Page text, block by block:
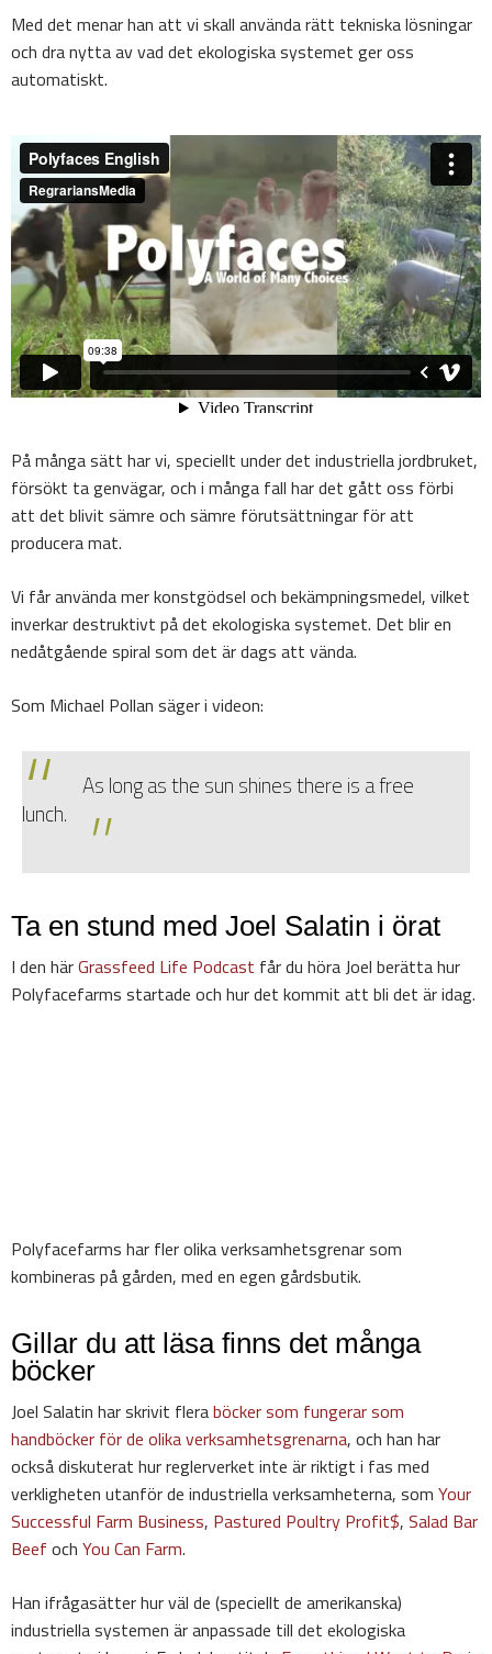
Med det menar han att vi skall använda rätt tekniska lösningar
och dra nytta av vad det ekologiska systemet ger oss
automatiskt.
På många sätt har vi, speciellt under det industriella jordbruket,
försökt ta genvägar, och i många fall har det gått oss förbi
att det blivit sämre och sämre förutsättningar för att
producera mat.
Vi får använda mer konstgödsel och bekämpningsmedel, vilket
inverkar destruktivt på det ekologiska systemet. Det blir en
nedåtgående spiral som det är dags att vända.
Som Michael Pollan säger i videon:
As long as the sun shines there is a free
lunch.
Ta en stund med Joel Salatin i örat
I den härGrassfeed Life Podcast får du höra Joel berätta hur
Polyfacefarms startade och hur det kommit att bli det är idag.
Polyfacefarms har fler olika verksamhetsgrenar som
kombineras på gården, med en egen gårdsbutik.
Gillar du att läsa finns det många
böcker
Joel Salatin har skrivit fleraböcker som fungerar som
handböcker för de olika verksamhetsgrenarna, och han har
också diskuterat hur reglerverket inte är riktigt i fas med
verkligheten utanför de industriella verksamheterna, som Your
Successful Farm Business, Pastured Poultry Profit$, Salad Bar
Beef och You Can Farm.
Han ifrågasätter hur väl de (speciellt de amerikanska)
industriella systemen är anpassade till det ekologiska